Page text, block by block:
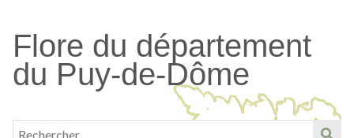
contenu
principal
Flore du département
du Puy-de-Dôme